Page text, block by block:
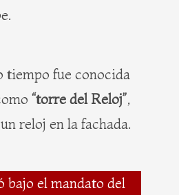
tiempo fue conocida
“torre del Reloj”,
reloj en la fachada.
bajo el mandato del